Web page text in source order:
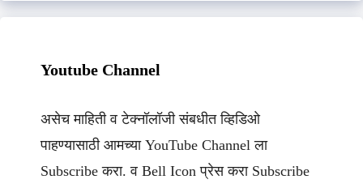
Youtube Channel
असेच माहिती व टेक्नॉलॉजी संबधीत व्हिडिओ
पाहण्यासाठी आमच्या YouTube Channel ला
Subscribe करा. व Bell Icon प्रेस करा Subscribe